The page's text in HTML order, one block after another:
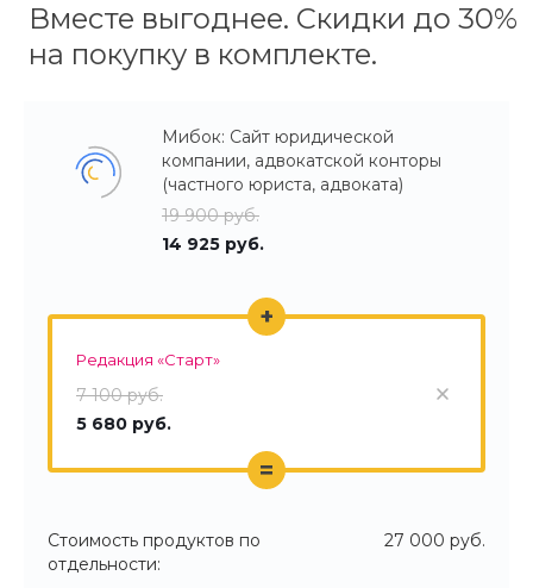
Вместе выгоднее. Скидки до 30%
на покупку в комплекте.
Мибок: Сайт юридической
компании, адвокатской конторы
(частного юриста, адвоката)
19 900 руб.
14 925 руб.
Редакция «Старт»
7 100 руб.
5 680 руб.
+
=
Стоимость продуктов по
отдельности:
27 000 руб.